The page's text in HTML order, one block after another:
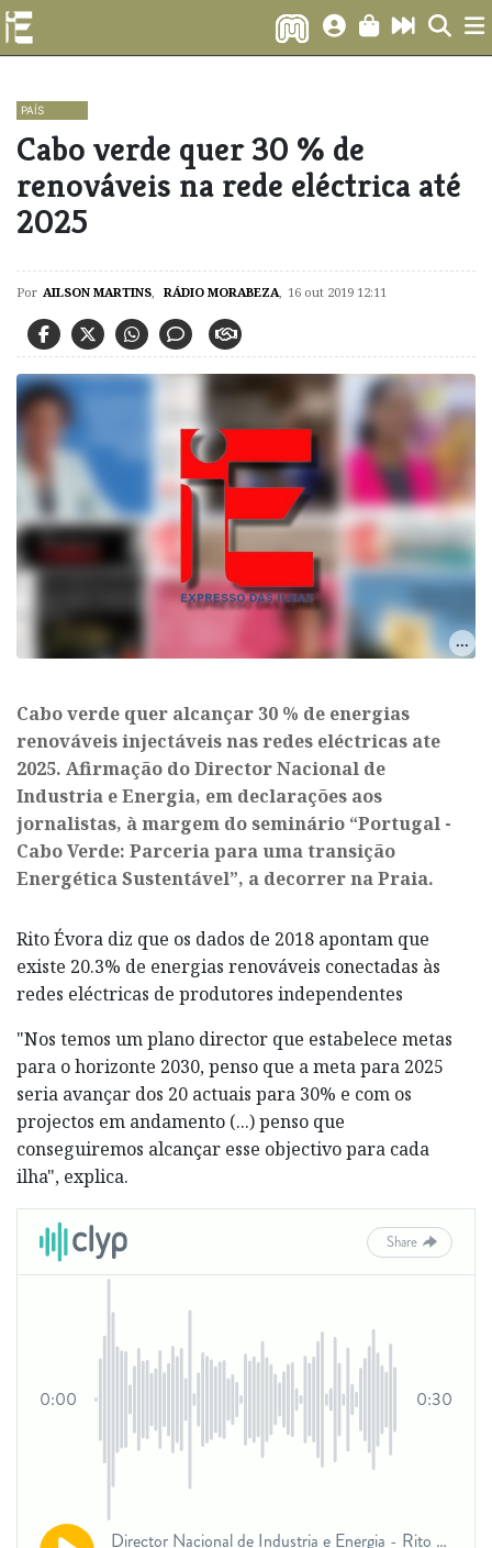
PAÍS
Cabo verde quer 30 % de
renováveis na rede eléctrica até
2025
Por AILSON MARTINS, RÁDIO MORABEZA, 16 out 2019 12:11
Cabo verde quer alcançar 30 % de energias
renováveis injectáveis nas redes eléctricas ate
2025. Afirmação do Director Nacional de
Industria e Energia, em declarações aos
jornalistas, à margem do seminário “Portugal -
Cabo Verde: Parceria para uma transição
Energética Sustentável”, a decorrer na Praia.
Rito Évora diz que os dados de 2018 apontam que
existe 20.3% de energias renováveis conectadas às
redes eléctricas de produtores independentes
"Nos temos um plano director que estabelece metas
para o horizonte 2030, penso que a meta para 2025
seria avançar dos 20 actuais para 30% e com os
projectos em andamento (...) penso que
conseguiremos alcançar esse objectivo para cada
ilha", explica.